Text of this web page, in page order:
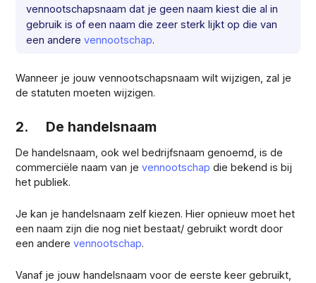
vennootschapsnaam dat je geen naam kiest die al in
gebruik is of een naam die zeer sterk lijkt op die van
een anderevennootschap.
Wanneer je jouw vennootschapsnaam wilt wijzigen, zal je
de statuten moeten wijzigen.
2. De handelsnaam
De handelsnaam, ook wel bedrijfsnaam genoemd, is de
commerciële naam van jevennootschap die bekend is bij
het publiek.
Je kan je handelsnaam zelf kiezen. Hier opnieuw moet het
een naam zijn die nog niet bestaat/ gebruikt wordt door
een anderevennootschap.
Vanaf je jouw handelsnaam voor de eerste keer gebruikt,